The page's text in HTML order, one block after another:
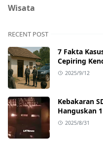
Wisata
RECENT POST
7 Fakta
Cepiring
Kronologi,
2025/9/12
Kebakaran
Hanguskan
2025/8/31